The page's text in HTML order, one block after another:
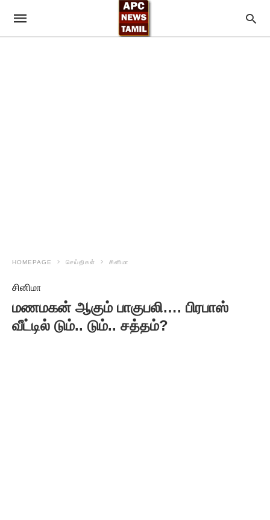
HOMEPAGE செய்திகள் சினிமா
சினிமா
மணமகன் ஆகும் பாகுபலி…. பிரபாஸ்
வீட்டில் டும்.. டும்.. சத்தம்?